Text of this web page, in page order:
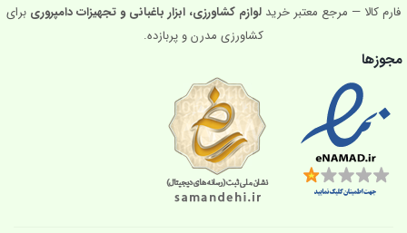
فارم کالا — مرجع معتبر خرید لوازم کشاورزی، ابزار باغبانی و تجهیزات دامپروری برای
کشاورزی مدرن و پربازده.
مجوزها